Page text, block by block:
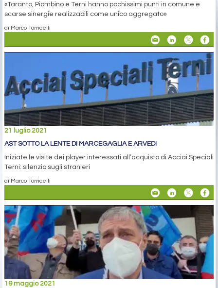
«Taranto, Piombino e Terni hanno pochissimi punti in comune e
scarse sinergie realizzabili come unico aggregato»
di Marco Torricelli
21 luglio 2021
AST SOTTO LA LENTE DI MARCEGAGLIA E ARVEDI
Iniziate le visite dei player interessati all’acquisto di Acciai Speciali
Terni: silenzio sugli stranieri
di Marco Torricelli
19 maggio 2021